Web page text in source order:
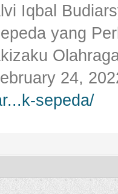
Iqbal
yang
24,
sepeda/‌